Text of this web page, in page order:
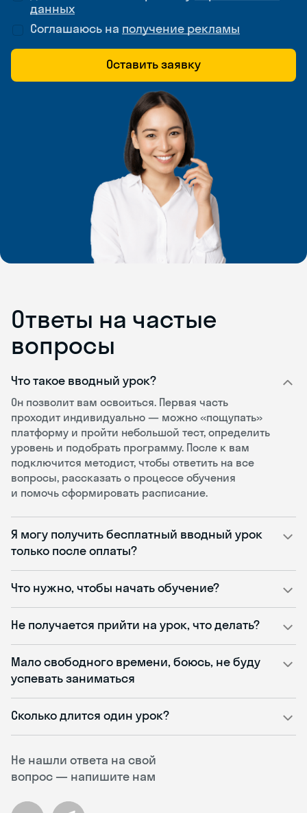
данных
Соглашаюсь на получение рекламы
Оставить заявку
Ответы на частые
вопросы
Не нашли ответа на свой
вопрос — напишите нам
Что такое вводный урок?
Он позволит вам освоиться. Первая часть
проходит индивидуально — можно «пощупать»
платформу и пройти небольшой тест, определить
уровень и подобрать программу. После к вам
подключится методист, чтобы ответить на все
вопросы, рассказать о процессе обучения
и помочь сформировать расписание.
Я могу получить бесплатный вводный урок
только после оплаты?
Что нужно, чтобы начать обучение?
Не получается прийти на урок, что делать?
Мало свободного времени, боюсь, не буду
успевать заниматься
Сколько длится один урок?